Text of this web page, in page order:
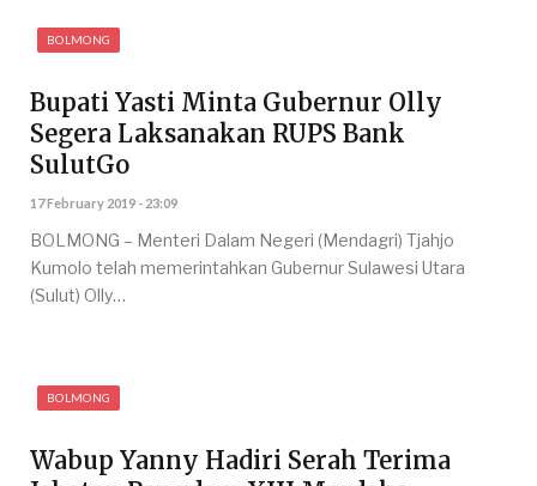
BOLMONG
Bupati Yasti Minta Gubernur Olly
Segera Laksanakan RUPS Bank
SulutGo
17 February 2019 - 23:09
BOLMONG – Menteri Dalam Negeri (Mendagri) Tjahjo
Kumolo telah memerintahkan Gubernur Sulawesi Utara
(Sulut) Olly…
BOLMONG
Wabup Yanny Hadiri Serah Terima